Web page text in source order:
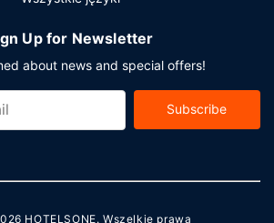
Up for Newsletter
about news and special offers!
Subscribe
HOTELSONE. Wszelkie prawa